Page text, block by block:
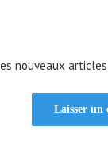
nouveaux